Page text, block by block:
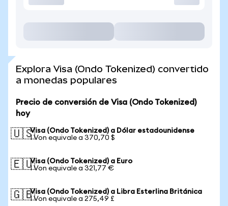
Explora Visa (Ondo Tokenized) convertido
a monedas populares
Precio de conversión de Visa (Ondo Tokenized)
hoy
🇺🇸Visa (Ondo Tokenized) a Dólar estadounidense
1 Von equivale a 370,70 $
🇪🇺Visa (Ondo Tokenized) a Euro
1 Von equivale a 321,77 €
🇬🇧Visa (Ondo Tokenized) a Libra Esterlina Británica
1 Von equivale a 275,49 £